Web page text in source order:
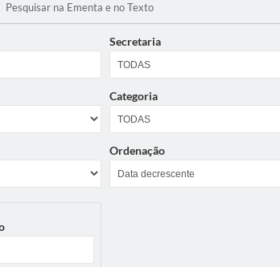
Pesquisar na Ementa e no Texto
Secretaria
Categoria
Ordenação